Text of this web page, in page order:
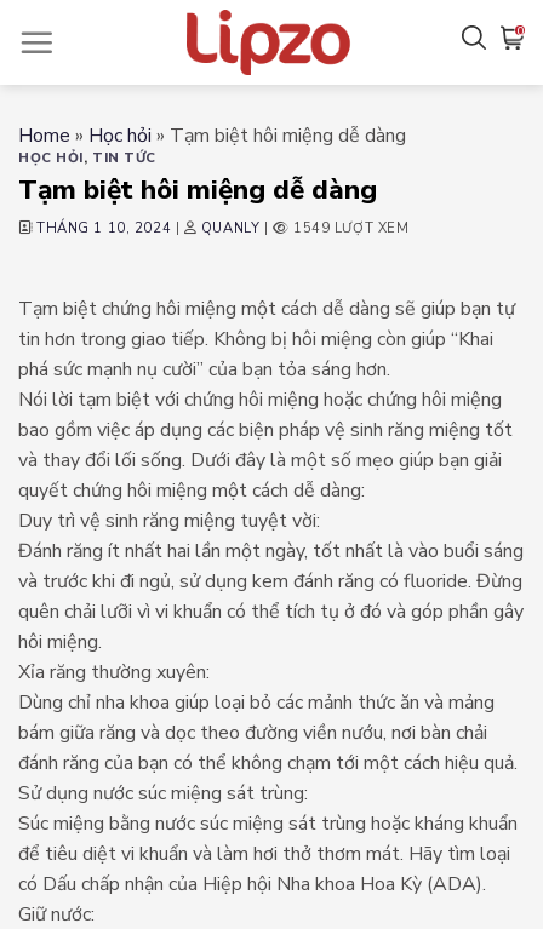
đến
0
Home » Học hỏi » Tạm biệt hôi miệng dễ dàng
HỌC HỎI, TIN TỨC
Tạm biệt hôi miệng dễ dàng
THÁNG 1 10, 2024 QUANLY 1549 LƯỢT XEM
Tạm biệt chứng hôi miệng một cách dễ dàng sẽ giúp bạn tự
tin hơn trong giao tiếp. Không bị hôi miệng còn giúp “Khai
phá sức mạnh nụ cười” của bạn tỏa sáng hơn.
Nói lời tạm biệt với chứng hôi miệng hoặc chứng hôi miệng
bao gồm việc áp dụng các biện pháp vệ sinh răng miệng tốt
và thay đổi lối sống. Dưới đây là một số mẹo giúp bạn giải
quyết chứng hôi miệng một cách dễ dàng:
Duy trì vệ sinh răng miệng tuyệt vời:
Đánh răng ít nhất hai lần một ngày, tốt nhất là vào buổi sáng
và trước khi đi ngủ, sử dụng kem đánh răng có fluoride. Đừng
quên chải lưỡi vì vi khuẩn có thể tích tụ ở đó và góp phần gây
hôi miệng.
Xỉa răng thường xuyên:
Dùng chỉ nha khoa giúp loại bỏ các mảnh thức ăn và mảng
bám giữa răng và dọc theo đường viền nướu, nơi bàn chải
đánh răng của bạn có thể không chạm tới một cách hiệu quả.
Sử dụng nước súc miệng sát trùng:
Súc miệng bằng nước súc miệng sát trùng hoặc kháng khuẩn
để tiêu diệt vi khuẩn và làm hơi thở thơm mát. Hãy tìm loại
có Dấu chấp nhận của Hiệp hội Nha khoa Hoa Kỳ (ADA).
Giữ nước: